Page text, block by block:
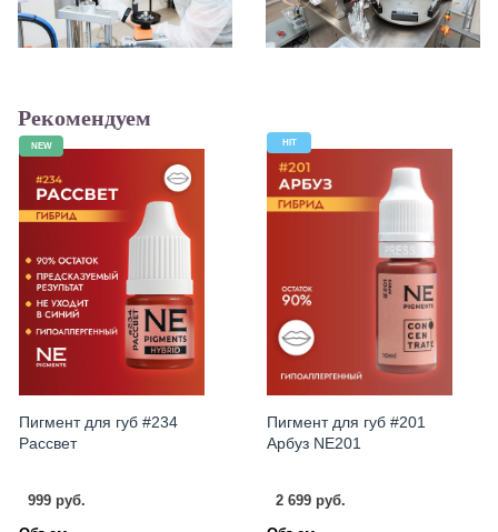
Рекомендуем
NEW
Пигмент для губ #234
Рассвет
999 руб.
HIT
Пигмент для губ #201
Арбуз NE201
2 699 руб.